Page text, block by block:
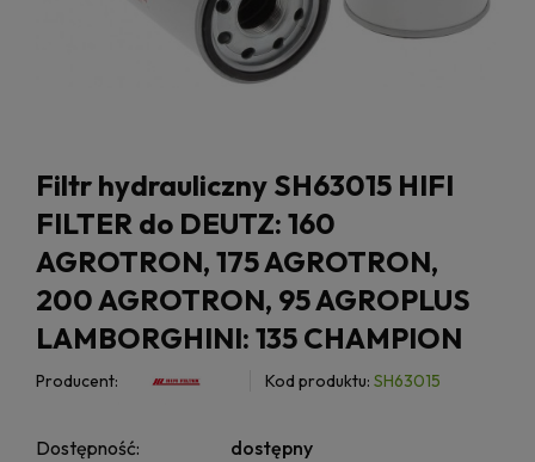
Filtr hydrauliczny SH63015 HIFI
FILTER do DEUTZ: 160
AGROTRON, 175 AGROTRON,
200 AGROTRON, 95 AGROPLUS
LAMBORGHINI: 135 CHAMPION
Producent: Kod produktu: SH63015
Dostępność:
dostępny